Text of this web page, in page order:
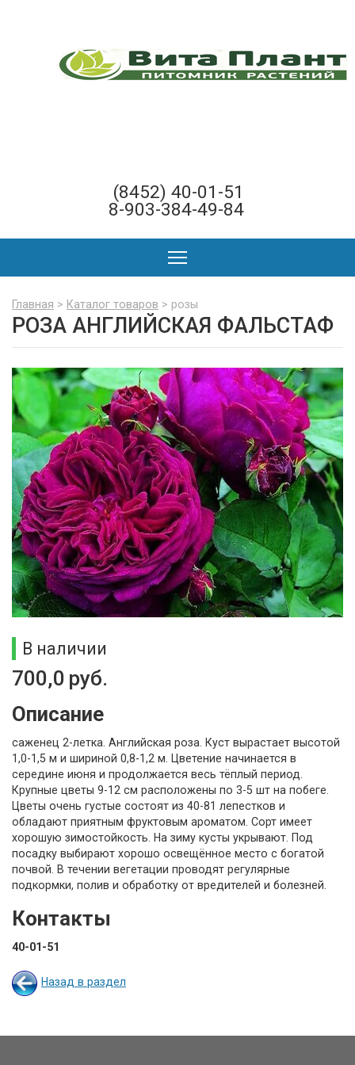
(8452) 40-01-51
8-903-384-49-84
Главная > Каталог товаров > розы
РОЗА АНГЛИЙСКАЯ ФАЛЬСТАФ
В наличии
700,0 руб.
Описание
саженец 2-летка. Английская роза. Куст вырастает высотой
1,0-1,5 м и шириной 0,8-1,2 м. Цветение начинается в
середине июня и продолжается весь тёплый период.
Крупные цветы 9-12 см расположены по 3-5 шт на побеге.
Цветы очень густые состоят из 40-81 лепестков и
обладают приятным фруктовым ароматом. Сорт имеет
хорошую зимостойкость. На зиму кусты укрывают. Под
посадку выбирают хорошо освещённое место с богатой
почвой. В течении вегетации проводят регулярные
подкормки, полив и обработку от вредителей и болезней.
Контакты
40-01-51
Назад в раздел